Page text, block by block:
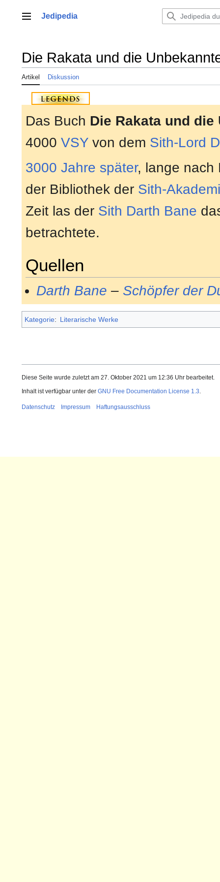
springenHauptmenü
Jedipedia
Die Rakata und die
Artikel Diskussion
Das Buch Die Rakata und die
4000 VSY von dem Sith-Lord
3000 Jahre später, lange nach
der Bibliothek der Sith-
Zeit las der Sith Darth Bane
betrachtete.
Quellen
Darth Bane – Schöpfer der
Kategorie: Literarische Werke
Diese Seite wurde zuletzt am 27. Oktober 2021 um 12:36 Uhr bearbeitet.
Inhalt ist verfügbar unter der GNU Free Documentation License 1.3.
Datenschutz Impressum Haftungsausschluss